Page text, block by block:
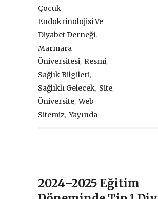
Çocuk
Endokrinolojisi Ve
Diyabet Derneği,
Marmara
Üniversitesi, Resmi,
Sağlık Bilgileri,
Sağlıklı Gelecek, Site,
Üniversite,Web
Sitemiz, Yayında
2024–2025 Eğitim